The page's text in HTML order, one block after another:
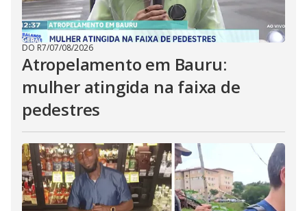
DO R7/07/08/2026
Atropelamento em Bauru:
mulher atingida na faixa de
pedestres